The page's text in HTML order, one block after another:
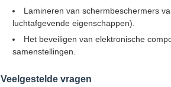
Lamineren van schermbeschermers
luchtafgevende eigenschappen).
Het beveiligen van elektronische
samenstellingen.
Veelgestelde vragen